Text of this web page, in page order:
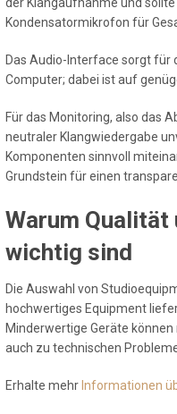
Kondensatormikrofon für
Das Audio-Interface sorgt für
Computer; dabei ist auf
Für das Monitoring, also das
neutraler Klangwiedergabe
Komponenten sinnvoll
Grundstein für einen
Warum
wichtig sind
Die Auswahl von
hochwertiges Equipment
Minderwertige Geräte
auch zu technischen
Erhalte mehr Informationen